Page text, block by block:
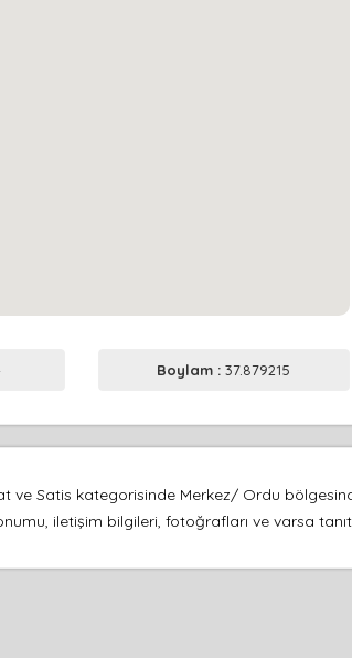
Boylam :37.879215
ve Satis kategorisinde Merkez/ Ordu
iletişim bilgileri, fotoğrafları ve varsa